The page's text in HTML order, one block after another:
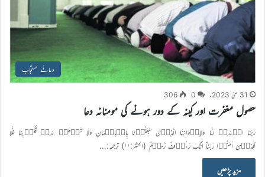
دعائے مستجاب
31 مئی 2023ء 0
306
حصول مغفرت اور کینہ کے دور ہونے کی مومنانہ دعا
رَبَّنَا اغۡفِرۡ لَنَا وَلِاِخۡوَانِنَا الَّذِیۡنَ سَبَقُوۡنَا بِالۡاِیۡمَانِ وَلَا تَجۡعَلۡ فِیۡ قُلُوۡبِنَا غِلًّا
لِّلَّذِیۡنَ اٰمَنُوۡا رَبَّنَاۤ اِنَّکَ رَءُوۡفٌ رَّحِیۡمٌ (الحشر:۱۱) ترجمہ:…
مزید پڑھیں